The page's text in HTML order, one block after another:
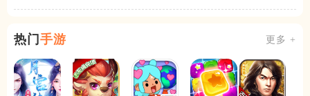
热门 手游 更多 +